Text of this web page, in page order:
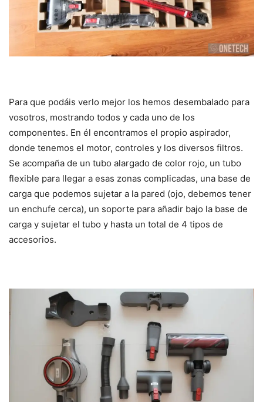
Para que podáis verlo mejor los hemos desembalado para
vosotros, mostrando todos y cada uno de los
componentes. En él encontramos el propio aspirador,
donde tenemos el motor, controles y los diversos filtros.
Se acompaña de un tubo alargado de color rojo, un tubo
flexible para llegar a esas zonas complicadas, una base de
carga que podemos sujetar a la pared (ojo, debemos tener
un enchufe cerca), un soporte para añadir bajo la base de
carga y sujetar el tubo y hasta un total de 4 tipos de
accesorios.